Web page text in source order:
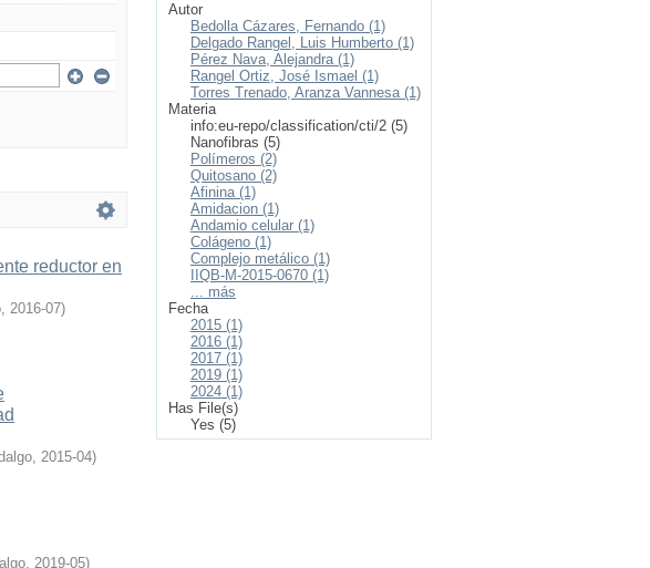
reductor en
, 2016-07)
, 2015-04)
, 2019-05)
Autor
Bedolla Cázares, Fernando (1)
Delgado Rangel, Luis Humberto (1)
Pérez Nava, Alejandra (1)
Rangel Ortiz, José Ismael (1)
Torres Trenado, Aranza Vannesa (1)
Materia
info:eu-repo/classification/cti/2 (5)
Nanofibras (5)
Polímeros (2)
Quitosano (2)
Afinina (1)
Amidacion (1)
Andamio celular (1)
Colágeno (1)
Complejo metálico (1)
IIQB-M-2015-0670 (1)
... más
Fecha
2015 (1)
2016 (1)
2017 (1)
2019 (1)
2024 (1)
Has File(s)
Yes (5)